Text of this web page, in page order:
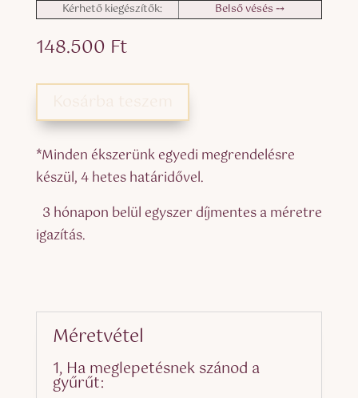
Kérhető kiegészítők: Belső vésés ⤍
148.500 Ft
*Minden ékszerünk egyedi megrendelésre
készül, 4 hetes határidővel.
3 hónapon belül egyszer díjmentes a méretre
igazítás.
Méretvétel
1, Ha meglepetésnek szánod a
gyűrűt: